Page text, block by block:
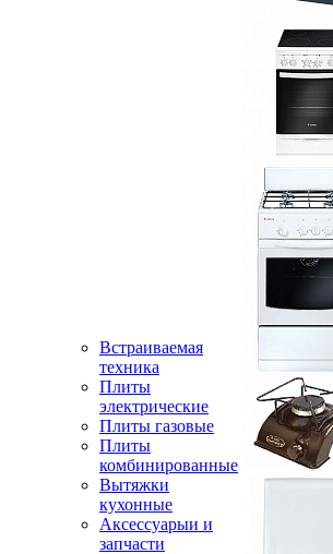
Встраиваемая
техника
Плиты
электрические
Плиты газовые
Плиты
комбинированные
Вытяжки
кухонные
Аксессуарыи и
запчасти